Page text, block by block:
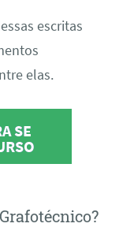
escritas
elas.
SE